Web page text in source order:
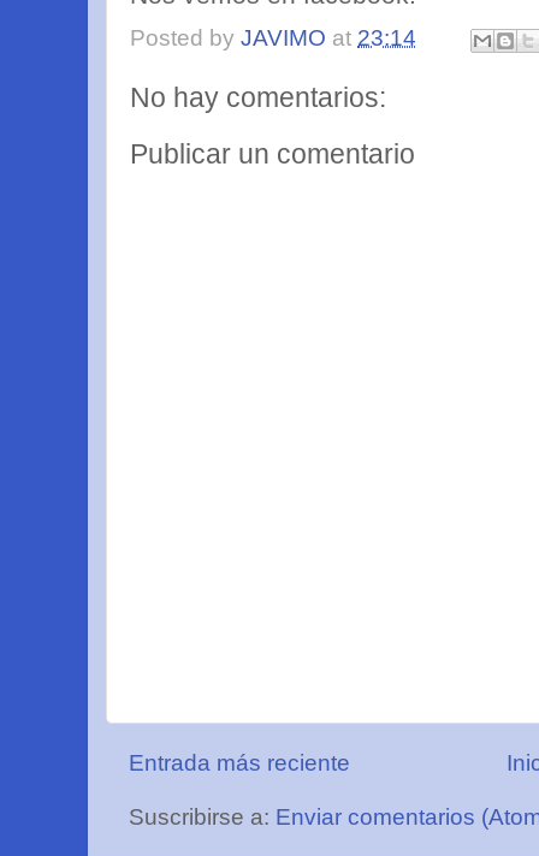
Posted byJAVIMO at 23:14
No hay comentarios:
Publicar un comentario
Entrada más reciente
Suscribirse a: Enviar comentarios